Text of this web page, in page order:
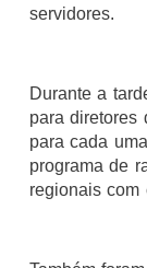
servidores.
Durante a
para diretores
para cada
programa de
regionais com